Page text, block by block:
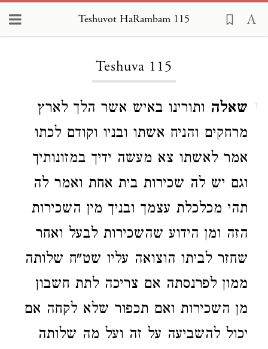
Teshuvot HaRambam 115
Teshuva 115
1 שאלה ותורינו באיש אשר הלך לארץ
מרחקים והניח אשתו ובניו וקודם לכתו
אמר לאשתו צא מעשה ידיך במזונותיך
וגם יש לה שכירות בית אחת ואמר לה
תהי מכלכלת עצמך ובניך מין השכירות
הזה ומן הידוע שהשכירות לבעל ואחר
שחזר לביתו הוצואה עליו שט"ח שלותה
ממון לפרנסתה אם צריכה לתת חשבון
מן השכירות ואם תכפור שלא לקחה אם
יכול להשביעה על זה ועל מה שלותה